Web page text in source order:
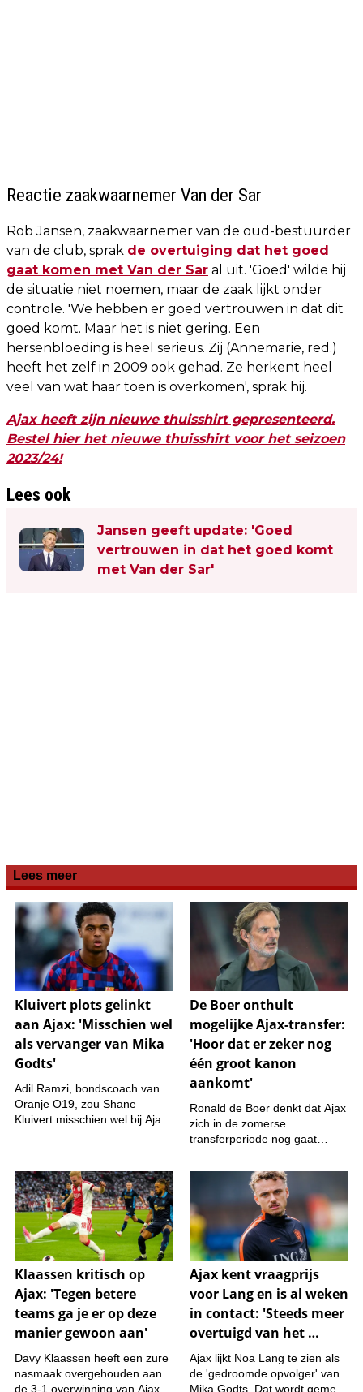
Reactie zaakwaarnemer Van der Sar
Rob Jansen, zaakwaarnemer van de oud-bestuurder
van de club, sprak de overtuiging dat het goed
gaat komen met Van der Sar al uit. 'Goed' wilde hij
de situatie niet noemen, maar de zaak lijkt onder
controle. 'We hebben er goed vertrouwen in dat dit
goed komt. Maar het is niet gering. Een
hersenbloeding is heel serieus. Zij (Annemarie, red.)
heeft het zelf in 2009 ook gehad. Ze herkent heel
veel van wat haar toen is overkomen', sprak hij.
Ajax heeft zijn nieuwe thuisshirt gepresenteerd.
Bestel hier het nieuwe thuisshirt voor het seizoen
2023/24!
Lees ook
Jansen geeft update: 'Goed
vertrouwen in dat het goed komt
met Van der Sar'